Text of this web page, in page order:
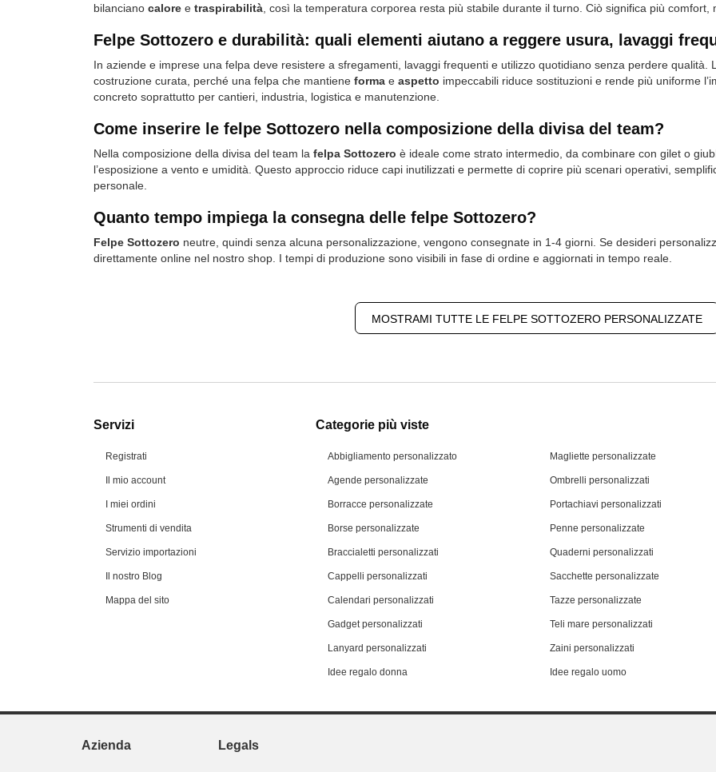
bilanciano calore e traspirabilità, così la temperatura corporea resta più stabile durante il turno. Ciò significa più
Felpe Sottozero e durabilità: quali elementi aiutano a reggere usura, lavaggi
In aziende e imprese una felpa deve resistere a sfregamenti, lavaggi frequenti e utilizzo quotidiano senza perdere qualità.
costruzione curata, perché una felpa che mantiene forma e aspetto impeccabili riduce sostituzioni e rende più uniforme
concreto soprattutto per cantieri, industria, logistica e manutenzione.
Come inserire le felpe Sottozero nella composizione della divisa del team?
Nella composizione della divisa del team la felpa Sottozero è ideale come strato intermedio, da combinare con gilet o
l’esposizione a vento e umidità. Questo approccio riduce capi inutilizzati e permette di coprire più scenari operativi,
personale.
Quanto tempo impiega la consegna delle felpe Sottozero?
Felpe Sottozero neutre, quindi senza alcuna personalizzazione, vengono consegnate in 1-4 giorni. Se desideri
direttamente online nel nostro shop. I tempi di produzione sono visibili in fase di ordine e aggiornati in tempo reale.
MOSTRAMI TUTTE LE FELPE SOTTOZERO PERSONALIZZATE
Servizi
Registrati
Il mio account
I miei ordini
Strumenti di vendita
Servizio importazioni
Il nostro Blog
Mappa del sito
Categorie più viste
Abbigliamento personalizzato
Agende personalizzate
Borracce personalizzate
Borse personalizzate
Braccialetti personalizzati
Cappelli personalizzati
Calendari personalizzati
Gadget personalizzati
Lanyard personalizzati
Idee regalo donna
Magliette personalizzate
Ombrelli personalizzati
Portachiavi personalizzati
Penne personalizzate
Quaderni personalizzati
Sacchette personalizzate
Tazze personalizzate
Teli mare personalizzati
Zaini personalizzati
Idee regalo uomo
Azienda Legals